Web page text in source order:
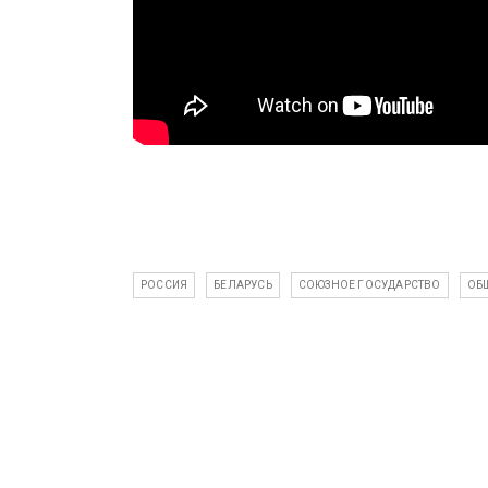
РОССИЯ БЕЛАРУСЬ СОЮЗНОЕ ГОСУДАРСТВО